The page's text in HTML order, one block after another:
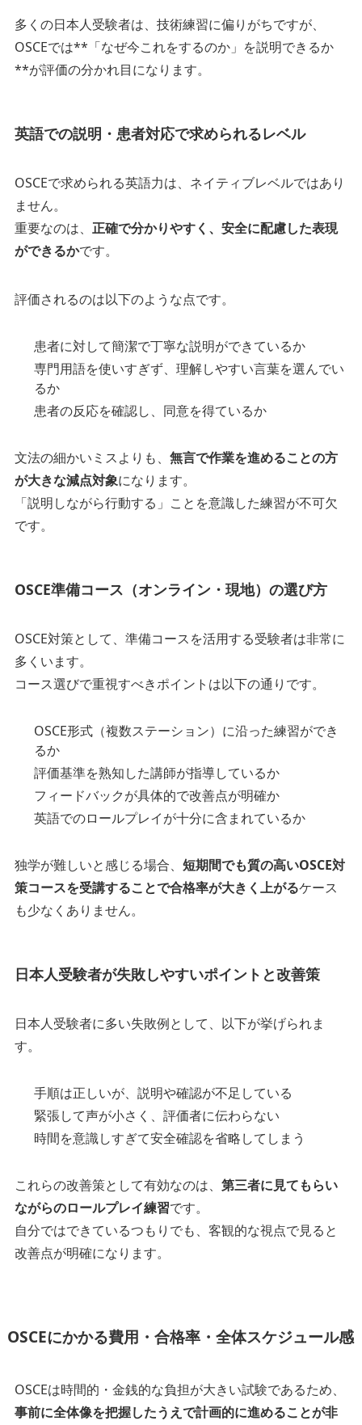
多くの日本人受験者は、技術練習に偏りがちですが、
OSCEでは**「なぜ今これをするのか」を説明できるか
**が評価の分かれ目になります。
英語での説明・患者対応で求められるレベル
OSCEで求められる英語力は、ネイティブレベルではあり
ません。
重要なのは、 正確で分かりやすく、安全に配慮した表現
ができるかです。
評価されるのは以下のような点です。
患者に対して簡潔で丁寧な説明ができているか
専門用語を使いすぎず、理解しやすい言葉を選んでい
るか
患者の反応を確認し、同意を得ているか
文法の細かいミスよりも、 無言で作業を進めることの方
が大きな減点対象になります。
「説明しながら行動する」ことを意識した練習が不可欠
です。
OSCE準備コース（オンライン・現地）の選び方
OSCE対策として、準備コースを活用する受験者は非常に
多くいます。
コース選びで重視すべきポイントは以下の通りです。
OSCE形式（複数ステーション）に沿った練習ができ
るか
評価基準を熟知した講師が指導しているか
フィードバックが具体的で改善点が明確か
英語でのロールプレイが十分に含まれているか
独学が難しいと感じる場合、 短期間でも質の高いOSCE対
策コースを受講することで合格率が大きく上がるケース
も少なくありません。
日本人受験者が失敗しやすいポイントと改善策
日本人受験者に多い失敗例として、以下が挙げられま
す。
手順は正しいが、説明や確認が不足している
緊張して声が小さく、評価者に伝わらない
時間を意識しすぎて安全確認を省略してしまう
これらの改善策として有効なのは、 第三者に見てもらい
ながらのロールプレイ練習です。
自分ではできているつもりでも、客観的な視点で見ると
改善点が明確になります。
OSCEにかかる費用・合格率・全体スケジュール感
OSCEは時間的・金銭的な負担が大きい試験であるため、
事前に全体像を把握したうえで計画的に進めることが非